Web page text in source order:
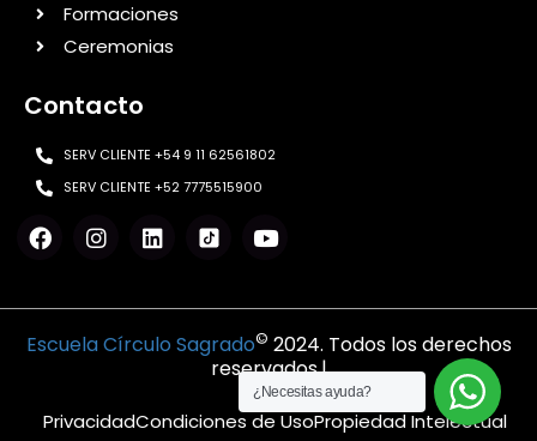
Formaciones
Ceremonias
Contacto
SERV CLIENTE +54 9 11 62561802
SERV CLIENTE +52 7775515900
Escuela Círculo Sagrado© 2024. Todos los derechos
reservados.|
PrivacidadCondiciones de UsoPropiedad Intelectual
¿Necesitas ayuda?